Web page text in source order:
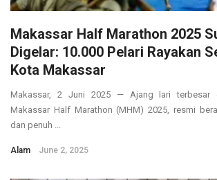
Makassar Half Marathon 2025
Digelar: 10.000 Pelari Rayakan
Kota Makassar
Makassar, 2 Juni 2025 — Ajang lari terbesar
Makassar Half Marathon (MHM) 2025, resmi
dan penuh ...
Alam June 2, 2025